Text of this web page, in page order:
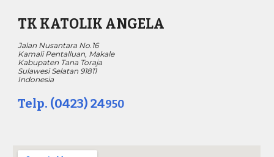
TK KATOLIK ANGELA
Jalan Nusantara No.16
Kamali Pentalluan, Makale
Kabupaten Tana Toraja
Sulawesi Selatan 91811
Indonesia
Telp. (0423) 24950